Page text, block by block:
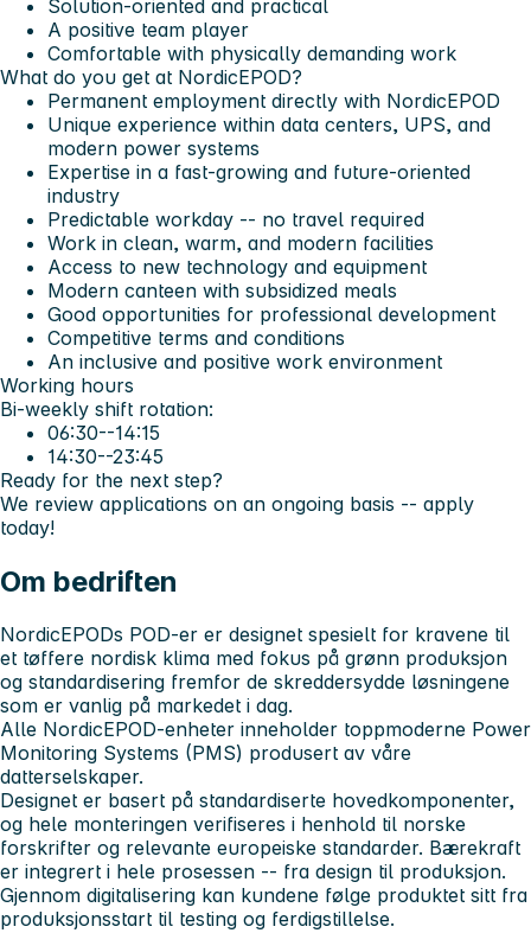
Solution-oriented and practical
A positive team player
Comfortable with physically demanding work
What do you get at NordicEPOD?
Permanent employment directly with NordicEPOD
Unique experience within data centers, UPS, and
modern power systems
Expertise in a fast-growing and future-oriented
industry
Predictable workday -- no travel required
Work in clean, warm, and modern facilities
Access to new technology and equipment
Modern canteen with subsidized meals
Good opportunities for professional development
Competitive terms and conditions
An inclusive and positive work environment
Working hours
Bi-weekly shift rotation:
06:30--14:15
14:30--23:45
Ready for the next step?
We review applications on an ongoing basis -- apply
today!
Om bedriften
NordicEPODs POD-er er designet spesielt for kravene til
et tøffere nordisk klima med fokus på grønn produksjon
og standardisering fremfor de skreddersydde løsningene
som er vanlig på markedet i dag.
Alle NordicEPOD-enheter inneholder toppmoderne Power
Monitoring Systems (PMS) produsert av våre
datterselskaper.
Designet er basert på standardiserte hovedkomponenter,
og hele monteringen verifiseres i henhold til norske
forskrifter og relevante europeiske standarder. Bærekraft
er integrert i hele prosessen -- fra design til produksjon.
Gjennom digitalisering kan kundene følge produktet sitt fra
produksjonsstart til testing og ferdigstillelse.